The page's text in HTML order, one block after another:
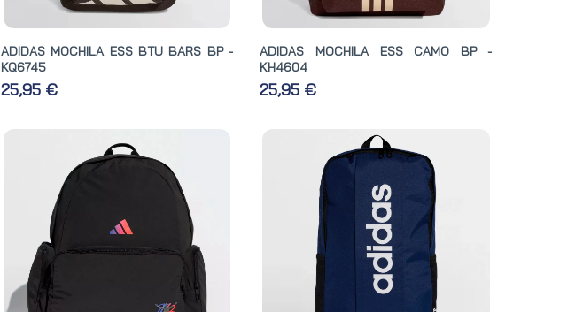
ADIDAS MOCHILA ESS BTU BARS BP -
KQ6745
25,95 €
ADIDAS MOCHILA ESS CAMO BP -
KH4604
25,95 €